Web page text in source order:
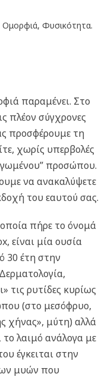
Φυσικότητα.
παραμένει. Στο
πλέον σύγχρονες
προσφέρουμε τη
χωρίς υπερβολές
προσώπου.
να ανακαλύψετε
του εαυτού σας.
πήρε το όνομά
είναι μία ουσία
30 έτη στην
τις ρυτίδες κυρίως
(στο μεσόφρυο,
χήνας», μύτη) αλλά
λαιμό ανάλογα με
έγκειται στην
μυών που